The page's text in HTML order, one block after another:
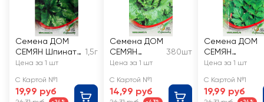
Семена ДОМ
СЕМЯН Шпинат
Матадор
1,5г
Цена за 1 шт
С Картой №1
19,99 руб
Семена ДОМ
СЕМЯН
Салат Азарт
380шт
Цена за 1 шт
С Картой №1
14,99 руб
Семена ДОМ
СЕМЯН
Сельдерей
Нежный
Цена за 1 шт
С Картой №1
19,99 руб